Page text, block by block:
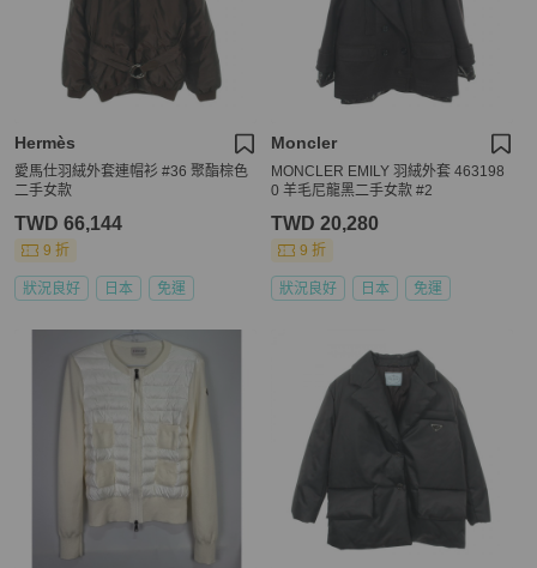
Hermès
愛馬仕羽絨外套連帽衫 #36 聚酯棕色
二手女款
TWD 66,144
9 折
狀況良好 日本 免運
Moncler
MONCLER EMILY 羽絨外套 463198
0 羊毛尼龍黑二手女款 #2
TWD 20,280
9 折
狀況良好 日本 免運